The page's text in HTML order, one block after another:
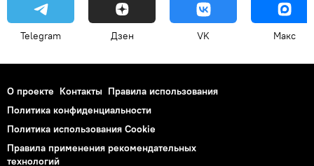
Telegram Дзен VK Макс
О проекте Контакты Правила использования
Политика конфиденциальности
Политика использования Cookie
Правила применения рекомендательных
технологий